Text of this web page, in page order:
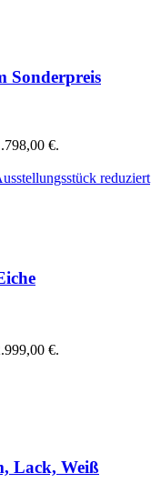
Sonderpreis
€.
€.
Lack, Weiß